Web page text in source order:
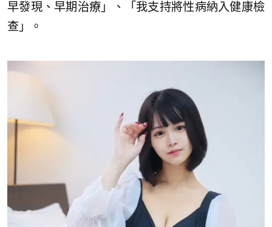
早發現、早期治療」、「我支持將性病納入健康檢
查」。